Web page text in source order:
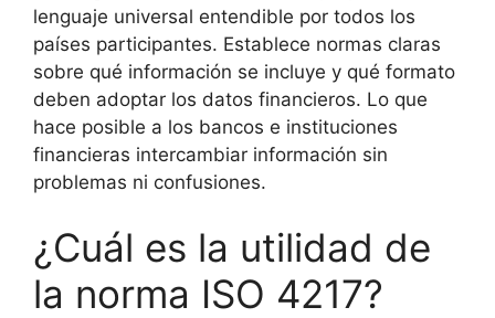
lenguaje universal entendible por todos los
países participantes. Establece normas claras
sobre qué información se incluye y qué formato
deben adoptar los datos financieros. Lo que
hace posible a los bancos e instituciones
financieras intercambiar información sin
problemas ni confusiones.
¿Cuál es la utilidad de
la norma ISO 4217?